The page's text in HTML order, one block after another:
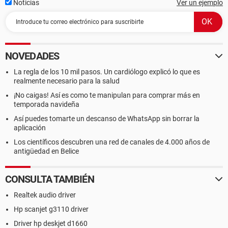
[ Conexant Cx20549 ]
Descripción del dispositivo (Windows) Dispositivo de
módem en el bus High Definition Audio
Tipo de dispositivo Modem
Tipo de bus HDAUDIO
Identificador del dispositivo 14F1-5045
ID del Subsistema 103C-30B7
Revisión 1001
Identificación del hardware
HDAUDIO\FUNC_02&VEN_14F1&DEV_5045&SUBSYS_103C
30B7&REV_1001
Noticias Ver un ejemplo
NOVEDADES
La regla de los 10 mil pasos. Un cardiólogo explicó lo que es
realmente necesario para la salud
¡No caigas! Así es como te manipulan para comprar más en
temporada navideña
Así puedes tomarte un descanso de WhatsApp sin borrar la
aplicación
Los científicos descubren una red de canales de 4.000 años de
antigüedad en Belice
CONSULTA TAMBIÉN
Realtek audio driver
Hp scanjet g3110 driver
Driver hp deskjet d1660